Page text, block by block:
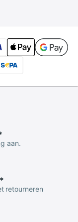
aan.
*
retourneren